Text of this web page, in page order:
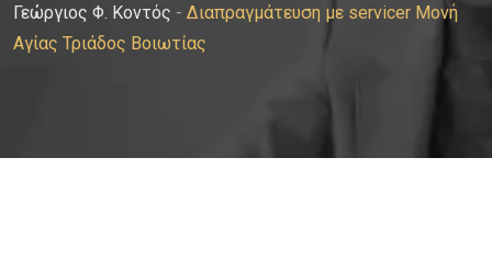
Γεώργιος Φ. Κοντός - Διαπραγμάτευση με servicer Μονή
Αγίας Τριάδος Βοιωτίας